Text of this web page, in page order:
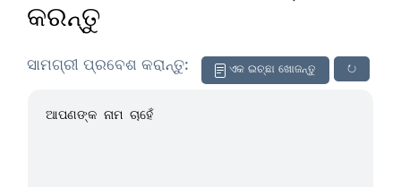
କରନ୍ତୁ
↻
ଏକ ଇଚ୍ଛା ଖୋଜନ୍ତୁ
ସାମଗ୍ରୀ ପ୍ରବେଶ କରାନ୍ତୁ: